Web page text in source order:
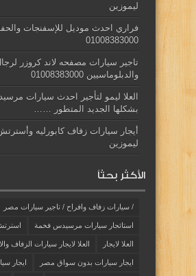
ليموزين
فراري احدث موديل للإسفنجات
01008383000
تاجير سيارات مصفحه لاند كروزر
والدبلوماسيين 01008383000
بشكلها الجديد المتطور ……
أيجار سيارات زفاف كابورليه
ليموزين
الأكثر بحثاً
/ سيارات زفاف وافراح / تاجير سيارات مصر
استائجار سيارات مرسيدس فخمة
العلا لايجار العلا لايجار سيارات الزفاف
ايجار سيارات بدون سواق مصر ايجار